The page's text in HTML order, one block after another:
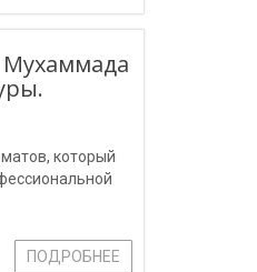
который
ПОДРОБНЕЕ